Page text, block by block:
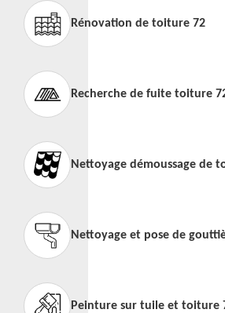
Rénovation de toiture 72
Recherche de fuite toiture
Nettoyage démoussage de
Nettoyage et pose de
Peinture sur tuile et toiture